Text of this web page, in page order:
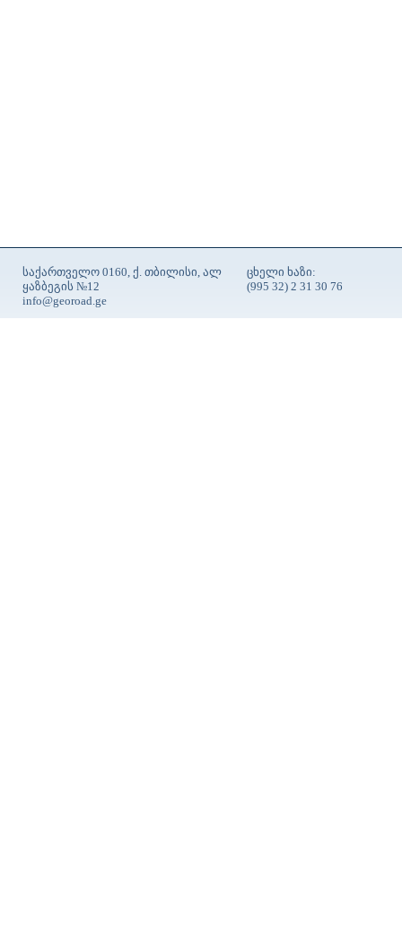
საქართველო 0160, ქ. თბილისი, ალ
ყაზბეგის №12
info@georoad.ge
ცხელი ხაზი:
(995 32) 2 31 30 76